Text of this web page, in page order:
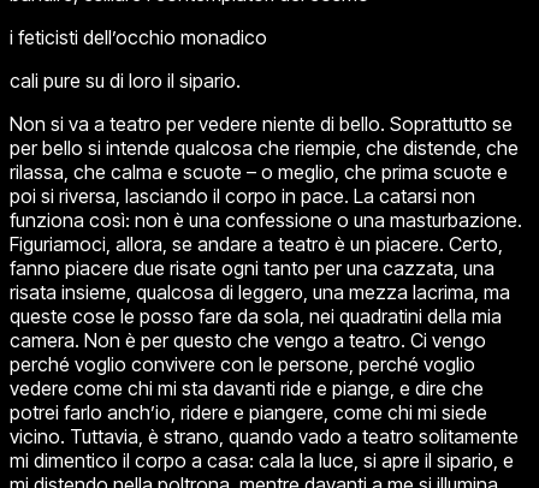
i feticisti dell’occhio monadico
cali pure su di loro il sipario.
Non si va a teatro per vedere niente di bello. Soprattutto se
per bello si intende qualcosa che riempie, che distende, che
rilassa, che calma e scuote – o meglio, che prima scuote e
poi si riversa, lasciando il corpo in pace. La catarsi non
funziona così: non è una confessione o una masturbazione.
Figuriamoci, allora, se andare a teatro è un piacere. Certo,
fanno piacere due risate ogni tanto per una cazzata, una
risata insieme, qualcosa di leggero, una mezza lacrima, ma
queste cose le posso fare da sola, nei quadratini della mia
camera. Non è per questo che vengo a teatro. Ci vengo
perché voglio convivere con le persone, perché voglio
vedere come chi mi sta davanti ride e piange, e dire che
potrei farlo anch’io, ridere e piangere, come chi mi siede
vicino. Tuttavia, è strano, quando vado a teatro solitamente
mi dimentico il corpo a casa: cala la luce, si apre il sipario, e